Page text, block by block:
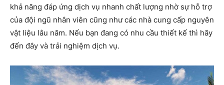
khả năng đáp ứng dịch vụ nhanh chất lượng nhờ sự hỗ trợ
của đội ngũ nhân viên cũng như các nhà cung cấp nguyên
vật liệu lâu năm. Nếu bạn đang có nhu cầu thiết kế thì hãy
đến đây và trải nghiệm dịch vụ.